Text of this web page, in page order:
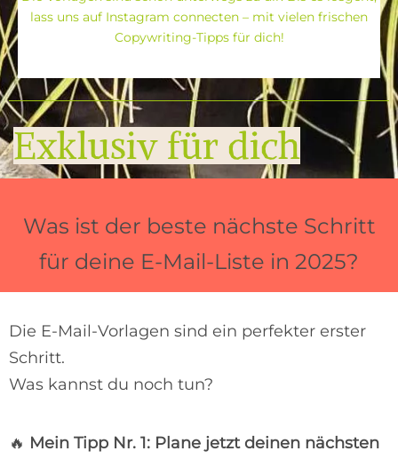
lass uns auf Instagram connecten – mit vielen frischen
Copywriting-Tipps für dich!
Exklusiv für dich
Was ist der beste nächste Schritt
für deine E-Mail-Liste in 2025?
Die E-Mail-Vorlagen sind ein perfekter erster
Schritt.
Was kannst du noch tun?
🔥 Mein Tipp Nr. 1: Plane jetzt deinen nächsten